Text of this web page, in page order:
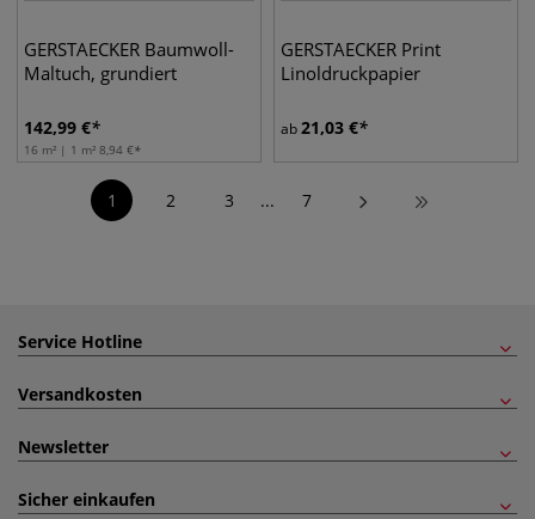
GERSTAECKER Baumwoll-
Maltuch, grundiert
142,99 €
16 m² | 1 m² 8,94 €
GERSTAECKER Print
Linoldruckpapier
ab21,03 €
1 2 3 ... 7
Service Hotline
Versandkosten
Newsletter
Sicher einkaufen